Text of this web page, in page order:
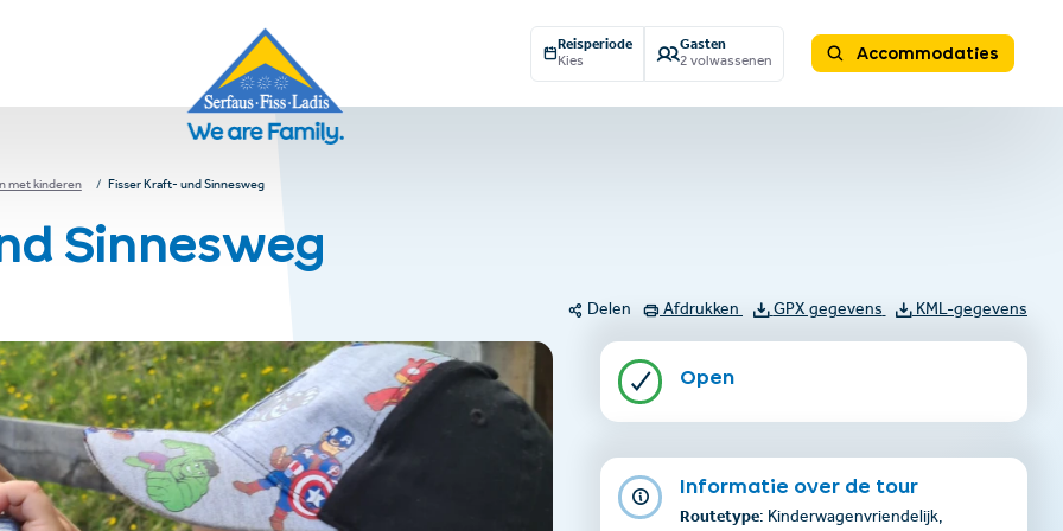
Reisperiode
Kies
Gasten
2 volwassenen
Accommodaties
met kinderen Fisser Kraft- und Sinnesweg
Sinnesweg
Delen Afdrukken GPX gegevens KML-gegevens
Open
Informatie over de tour
Routetype: Kinderwagenvriendelijk,